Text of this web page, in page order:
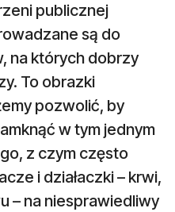
publicznej
są do
na których dobrzy
To obrazki
pozwolić, by
w tym jednym
z czym często
i działaczki – krwi,
– na niesprawiedliwy